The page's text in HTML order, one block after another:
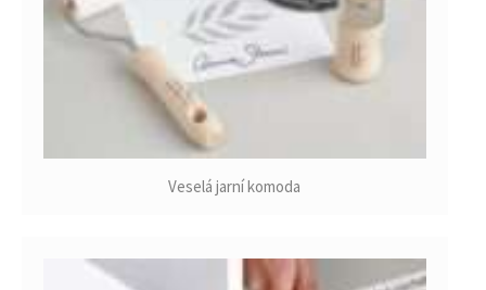
Veselá jarní komoda